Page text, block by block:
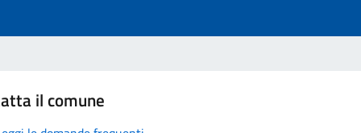
il comune